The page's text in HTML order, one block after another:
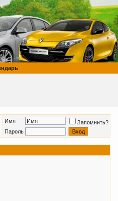
Имя
Запомнить?
Пароль